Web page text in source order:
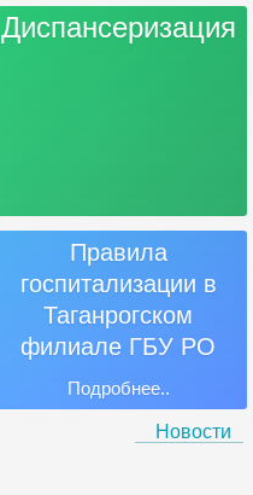
Диспансеризация
Правила
госпитализации в
Таганрогском
филиале ГБУ РО
«Онкодиспансер»
Подробнее..
Новости